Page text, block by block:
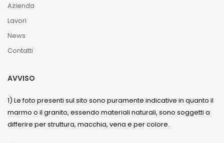
Azienda
Lavori
News
Contatti
AVVISO
1) Le foto presenti sul sito sono puramente indicative in quanto il
marmo o il granito, essendo materiali naturali, sono soggetti a
differire per struttura, macchia, vena e per colore.